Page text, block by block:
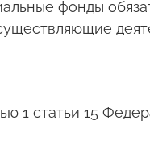
фонды
1 статьи 15